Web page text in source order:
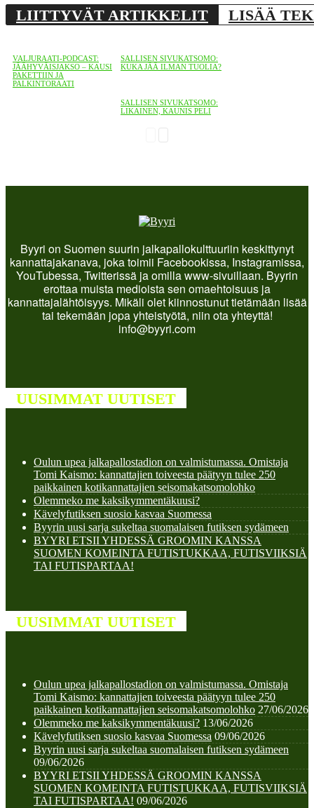
LIITTYVÄT ARTIKKELIT LISÄÄ
VALJURAATI-PODCAST:
JÄÄHYVÄISJAKSO – KAUSI
PAKETTIIN JA
PALKINTORAATI
SALLISEN SIVUKATSOMO:
KUKA JÄÄ ILMAN TUOLIA?
SALLISEN SIVUKATSOMO:
LIKAINEN, KAUNIS PELI
Byyri on Suomen suurin jalkapallokulttuuriin keskittynyt
kannattajakanava, joka toimii Facebookissa, Instagramissa,
YouTubessa, Twitterissä ja omilla www-sivuillaan. Byyrin
erottaa muista medioista sen omaehtoisuus ja
kannattajalähtöisyys. Mikäli olet kiinnostunut tietämään lisää
tai tekemään jopa yhteistyötä, niin ota yhteyttä!
info@byyri.com
UUSIMMAT UUTISET
Oulun upea jalkapallostadion on valmistumassa. Omistaja
Tomi Kaismo: kannattajien toiveesta päätyyn tulee 250
paikkainen kotikannattajien seisomakatsomolohko
Olemmeko me kaksikymmentäkuusi?
Kävelyfutiksen suosio kasvaa Suomessa
Byyrin uusi sarja sukeltaa suomalaisen futiksen sydämeen
BYYRI ETSII YHDESSÄ GROOMIN KANSSA
SUOMEN KOMEINTA FUTISTUKKAA, FUTISVIIKSIÄ
TAI FUTISPARTAA!
UUSIMMAT UUTISET
Oulun upea jalkapallostadion on valmistumassa. Omistaja
Tomi Kaismo: kannattajien toiveesta päätyyn tulee 250
paikkainen kotikannattajien seisomakatsomolohko 27/06/2026
Olemmeko me kaksikymmentäkuusi? 13/06/2026
Kävelyfutiksen suosio kasvaa Suomessa 09/06/2026
Byyrin uusi sarja sukeltaa suomalaisen futiksen sydämeen
09/06/2026
BYYRI ETSII YHDESSÄ GROOMIN KANSSA
SUOMEN KOMEINTA FUTISTUKKAA, FUTISVIIKSIÄ
TAI FUTISPARTAA! 09/06/2026